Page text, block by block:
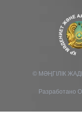
© МӘҢГІЛІК
Разработано